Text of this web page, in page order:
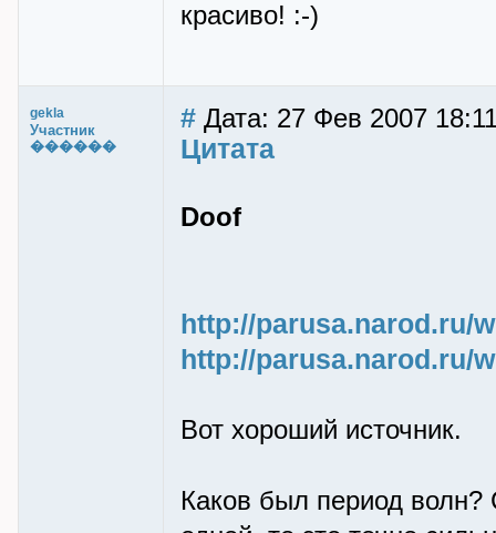
красиво! :-)
gekla
Участник
������
# Дата: 27 Фев 2007
Цитата
Doof
http://parusa.narod.ru/
http://parusa.narod.ru/
Вот хороший источник.
Каков был период волн?